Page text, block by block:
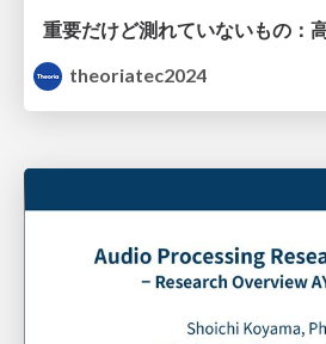
theoriatec2024